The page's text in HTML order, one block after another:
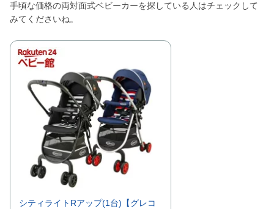
手頃な価格の両対面式ベビーカーを探している人はチェックして
みてくださいね。
シティライトRアップ(1台)【グレコ